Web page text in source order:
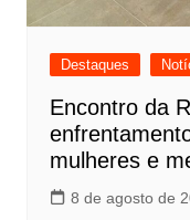
Destaques
Encontro da
mulheres e
8 de agosto de